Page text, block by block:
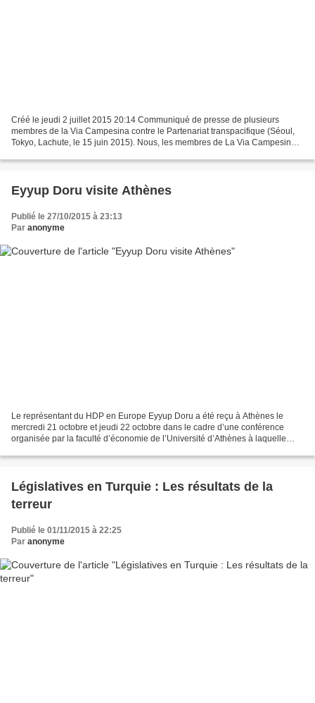
Créé le jeudi 2 juillet 2015 20:14 Communiqué de presse de plusieurs
membres de la Via Campesina contre le Partenariat transpacifique (Séoul,
Tokyo, Lachute, le 15 juin 2015). Nous, les membres de La Via Campesina
Eyyup Doru visite Athènes
Publié le 27/10/2015 à 23:13
Par anonyme
Le représentant du HDP en Europe Eyyup Doru a été reçu à Athènes le
mercredi 21 octobre et jeudi 22 octobre dans le cadre d’une conférence
organisée par la faculté d’économie de l’Université d’Athènes à laquelle
Législatives en Turquie : Les résultats de la
terreur
Publié le 01/11/2015 à 22:25
Par anonyme